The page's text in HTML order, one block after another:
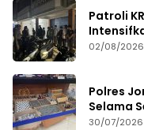
Patroli
02/08/2026
Polres
Selama
30/07/2026